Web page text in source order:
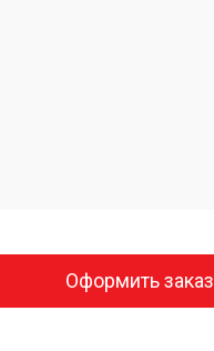
Оформить заказ